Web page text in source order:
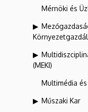
Mérnöki és
(MEKI)
Multimédia és
Műszaki Kar